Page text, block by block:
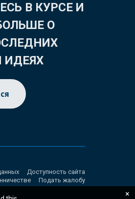
В КУРСЕ И
О
Доступность сайта
Подать жалобу
×